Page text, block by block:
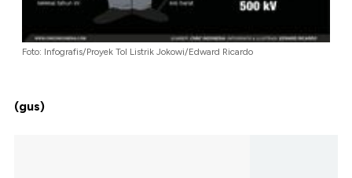
Foto: Infografis/Proyek Tol Listrik Jokowi/Edward Ricardo
(gus)